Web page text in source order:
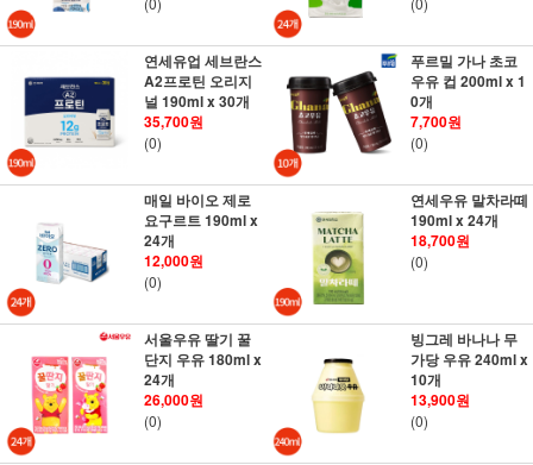
연세유업 세브란스
A2프로틴 오리지
널 190ml x 30개
35,700원
(0)
푸르밀 가나 초코
우유 컵 200ml x 1
0개
7,700원
(0)
매일 바이오 제로
요구르트 190ml x
24개
12,000원
(0)
연세우유 말차라떼
190ml x 24개
18,700원
(0)
서울우유 딸기 꿀
단지 우유 180ml x
24개
26,000원
(0)
빙그레 바나나 무
가당 우유 240ml x
10개
13,900원
(0)